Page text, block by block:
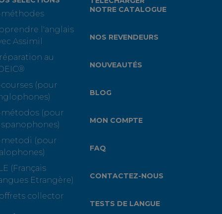
méthodes
l'anglais
Assimil
au
(pour
(pour
metodi (pour
(Français
Etrangère)
collector
NOTRE CATALOGUE
NOS REVENDEURS
NOUVEAUTÉS
BLOG
MON COMPTE
FAQ
CONTACTEZ-NOUS
TESTS DE LANGUE